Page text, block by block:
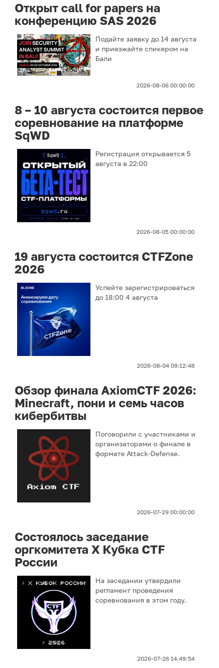
Открыт call for papers на
конференцию SAS 2026
Подайте заявку до 14 августа
и приезжайте спикером на
Бали
2026-08-06 00:00:00
8 – 10 августа состоится первое
соревнование на платформе
SqWD
Регистрация открывается 5
августа в 22:00
2026-08-05 00:00:00
19 августа состоится CTFZone
2026
Успейте зарегистрироваться
до 18:00 4 августа
2026-08-04 09:12:48
Обзор финала AxiomCTF 2026:
Minecraft, пони и семь часов
кибербитвы
Поговорили с участниками и
организаторами о финале в
формате Attack‑Defense.
2026-07-29 00:00:00
Состоялось заседание
оргкомитета Х Кубка CTF
России
На заседании утвердили
регламент проведения
соревнования в этом году.
2026-07-26 14:49:54